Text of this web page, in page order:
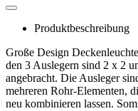
Produktbeschreibung
Große Design
den 3 Auslegern sind 2 x 2
angebracht. Die Ausleger
mehreren Rohr-Elementen,
neu kombinieren lassen.